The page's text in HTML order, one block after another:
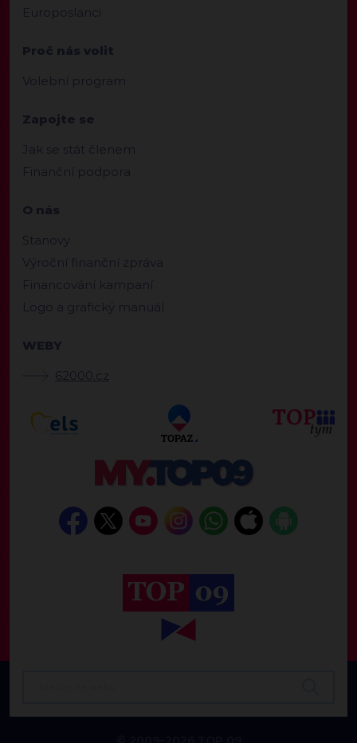
Europoslanci
Proč nás volit
Volební program
Zapojte se
Jak se stát členem
Finanční podpora
O nás
Stanovy
Výroční finanční zpráva
Financování kampaní
Logo a grafický manuál
WEBY
62000.cz